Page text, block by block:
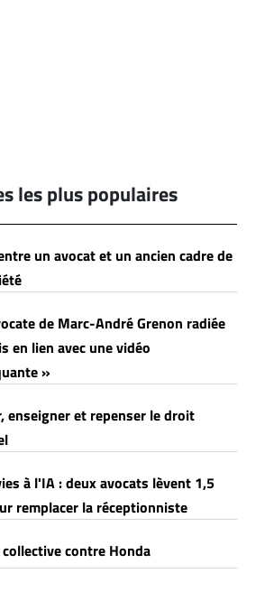
les plus populaires
un avocat et un ancien cadre de
de Marc-André Grenon radiée
en lien avec une vidéo
»
enseigner et repenser le droit
à l'IA : deux avocats lèvent 1,5
remplacer la réceptionniste
contre Honda